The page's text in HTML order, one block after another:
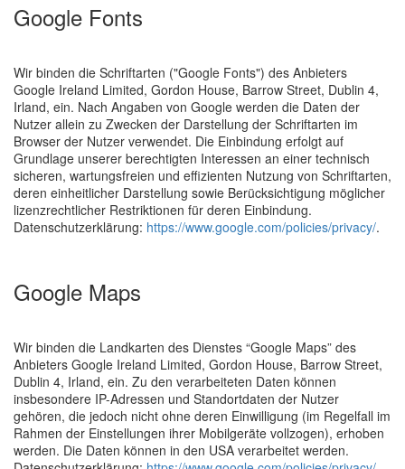
Google Fonts
Wir binden die Schriftarten ("Google Fonts") des Anbieters
Google Ireland Limited, Gordon House, Barrow Street, Dublin 4,
Irland, ein. Nach Angaben von Google werden die Daten der
Nutzer allein zu Zwecken der Darstellung der Schriftarten im
Browser der Nutzer verwendet. Die Einbindung erfolgt auf
Grundlage unserer berechtigten Interessen an einer technisch
sicheren, wartungsfreien und effizienten Nutzung von Schriftarten,
deren einheitlicher Darstellung sowie Berücksichtigung möglicher
lizenzrechtlicher Restriktionen für deren Einbindung.
Datenschutzerklärung: https://www.google.com/policies/privacy/.
Google Maps
Wir binden die Landkarten des Dienstes “Google Maps” des
Anbieters Google Ireland Limited, Gordon House, Barrow Street,
Dublin 4, Irland, ein. Zu den verarbeiteten Daten können
insbesondere IP-Adressen und Standortdaten der Nutzer
gehören, die jedoch nicht ohne deren Einwilligung (im Regelfall im
Rahmen der Einstellungen ihrer Mobilgeräte vollzogen), erhoben
werden. Die Daten können in den USA verarbeitet werden.